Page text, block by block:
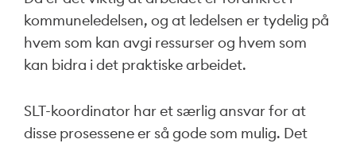
kommuneledelsen, og at ledelsen er tydelig på
hvem som kan avgi ressurser og hvem som
kan bidra i det praktiske arbeidet.
SLT-koordinator har et særlig ansvar for at
disse prosessene er så gode som mulig. Det